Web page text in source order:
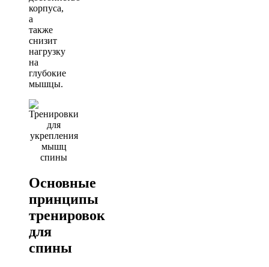
корпуса,
а
также
снизит
нагрузку
на
глубокие
мышцы.
Основные
принципы
тренировок
для
спины